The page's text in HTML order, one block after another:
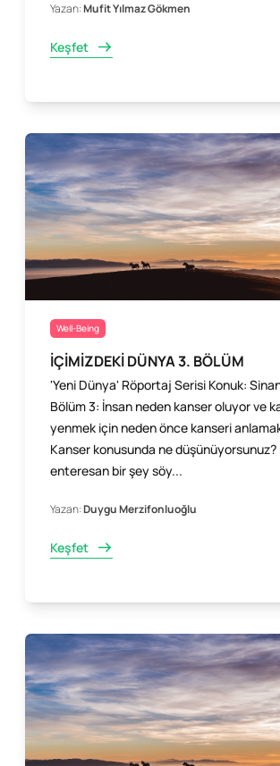
Yazan:Mufit Yılmaz Gökmen
Keşfet
Well-Being
İÇİMİZDEKİ DÜNYA 3. BÖLÜM
'Yeni Dünya' Röportaj Serisi Konuk:
Bölüm 3: İnsan neden kanser oluyor ve
yenmek için neden önce kanseri
Kanser konusunda ne düşünüyorsunuz?
enteresan bir şey söy...
Yazan:Duygu Merzifonluoğlu
Keşfet